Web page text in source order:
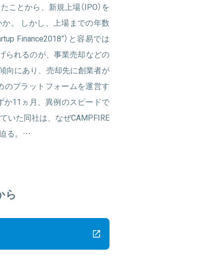
とから、新規上場（IPO）を
。 しかし、上場までの年数
Finance2018”）と容易では
られるのが、事業売却などの
向にあり、売却先に創業者が
プラットフォームを運営す
か11ヵ月、異例のスピードで
いた同社は、なぜCAMPFIRE
る。…
ら